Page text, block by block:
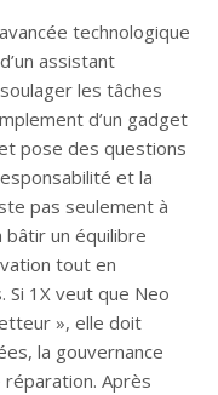
technologique
assistant
les tâches
d’un gadget
pose des questions
et la
pas seulement à
bâtir un équilibre
tout en
1X veut que Neo
», elle doit
la gouvernance
Après